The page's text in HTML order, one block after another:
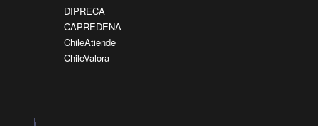
DIPRECA
CAPREDENA
ChileAtiende
ChileValora